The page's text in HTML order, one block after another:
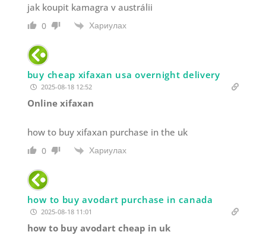
jak koupit kamagra v austrálii
0 Хариулах
buy cheap xifaxan usa overnight delivery
2025-08-18 12:52
Online xifaxan
how to buy xifaxan purchase in the uk
0 Хариулах
how to buy avodart purchase in canada
2025-08-18 11:01
how to buy avodart cheap in uk